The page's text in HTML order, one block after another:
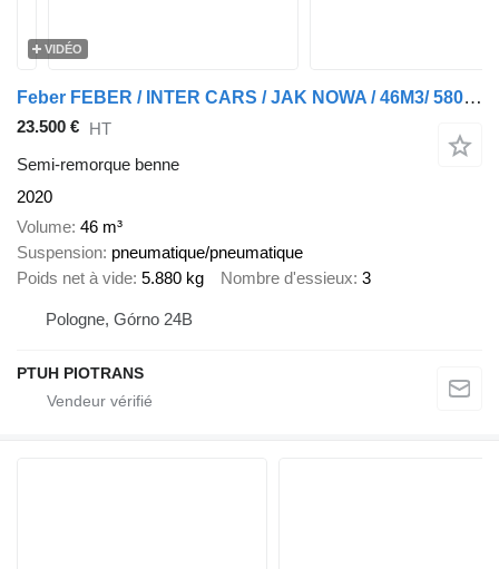
VIDÉO
Feber FEBER / INTER CARS / JAK NOWA / 46M3/ 5800 kg / TOP
23.500 € HT
Semi-remorque benne
2020
Volume 46 m³
Suspension pneumatique/pneumatique
Poids net à vide 5.880 kg Nombre d'essieux 3
Pologne, Górno 24B
PTUH PIOTRANS